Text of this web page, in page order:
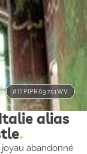
#ITPIPR69751WV
alias
abandonné